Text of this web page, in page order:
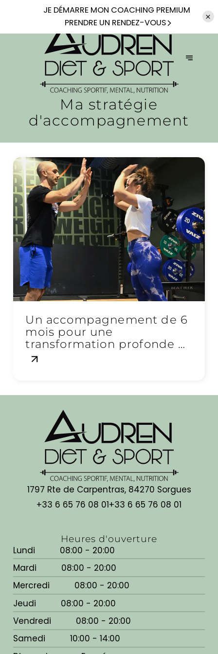
JE DÉMARRE MON COACHING PREMIUM
PRENDRE UN RENDEZ-VOUS
Ma stratégie
d'accompagnement
Un accompagnement de 6
mois pour une
transformation profonde et
durable
1797 Rte de Carpentras, 84270 Sorgues
+33 6 65 76 08 01+33 6 65 76 08 01
Heures d'ouverture
Lundi
08:00 - 20:00
Mardi
08:00 - 20:00
Mercredi
08:00 - 20:00
Jeudi
08:00 - 20:00
Vendredi
08:00 - 20:00
Samedi
10:00 - 14:00